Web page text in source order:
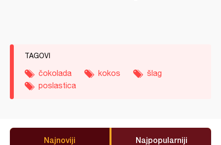
TAGOVI
čokolada kokos
šlag
poslastica
Najnoviji Najpopularniji